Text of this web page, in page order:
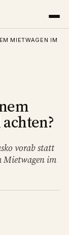
MIETWAGEN IM
vorab statt
Mietwagen im